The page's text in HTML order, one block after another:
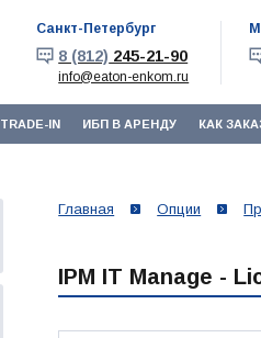
Санкт-Петербург
8 (812) 245-21-90
info@eaton-enkom.ru
TRADE-IN ИБП В АРЕНДУ КАК
Главная Опции
IPM IT Manage -